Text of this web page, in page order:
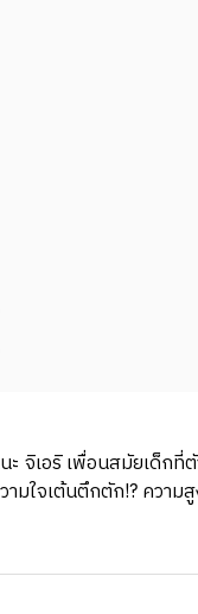
ะ จิเอริ เพื่อนสมัยเ
มใจเต้นตึกตัก!? คว